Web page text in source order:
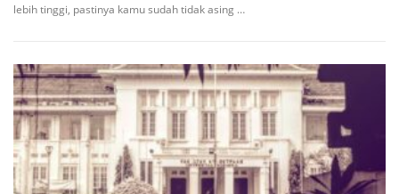
lebih tinggi, pastinya kamu sudah tidak asing …